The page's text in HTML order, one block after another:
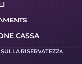
CASSA
RISERVATEZZA